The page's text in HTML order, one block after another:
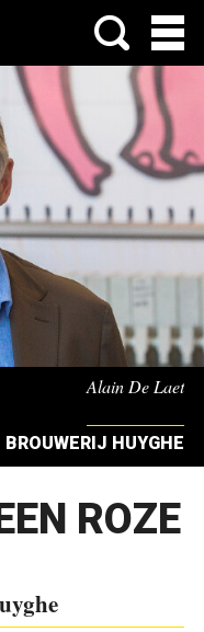
Menu
Alain De Laet
BROUWERIJ HUYGHE
ROZE